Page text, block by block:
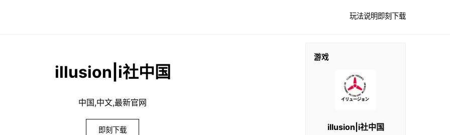
玩法说明即刻下载
illusion|i社中国
中国,中文,最新官网
即刻下载
游戏
illusion|i社中国